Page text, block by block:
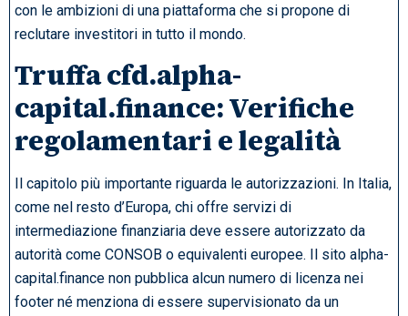
con le ambizioni di una piattaforma che si propone di
reclutare investitori in tutto il mondo.
Truffa cfd.alpha-
capital.finance: Verifiche
regolamentari e legalità
Il capitolo più importante riguarda le autorizzazioni. In Italia,
come nel resto d’Europa, chi offre servizi di
intermediazione finanziaria deve essere autorizzato da
autorità come CONSOB o equivalenti europee. Il sito alpha-
capital.finance non pubblica alcun numero di licenza nei
footer né menziona di essere supervisionato da un